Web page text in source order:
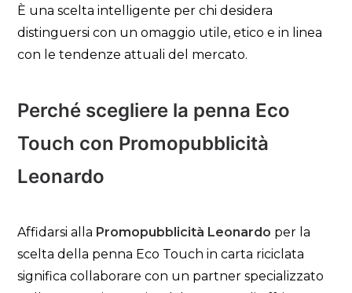
È una scelta intelligente per chi desidera
distinguersi con un omaggio utile, etico e in linea
con le tendenze attuali del mercato.
Perché scegliere la penna Eco
Touch con Promopubblicità
Leonardo
Affidarsi alla Promopubblicità Leonardo per la
scelta della penna Eco Touch in carta riciclata
significa collaborare con un partner specializzato